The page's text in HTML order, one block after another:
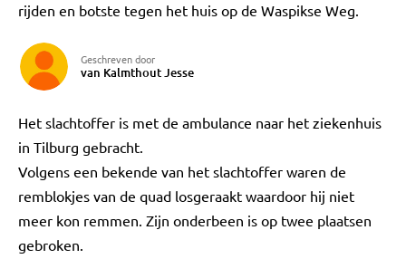
rijden en botste tegen het huis op de Waspikse Weg.
Geschreven door
van Kalmthout Jesse
Het slachtoffer is met de ambulance naar het ziekenhuis
in Tilburg gebracht.
Volgens een bekende van het slachtoffer waren de
remblokjes van de quad losgeraakt waardoor hij niet
meer kon remmen. Zijn onderbeen is op twee plaatsen
gebroken.